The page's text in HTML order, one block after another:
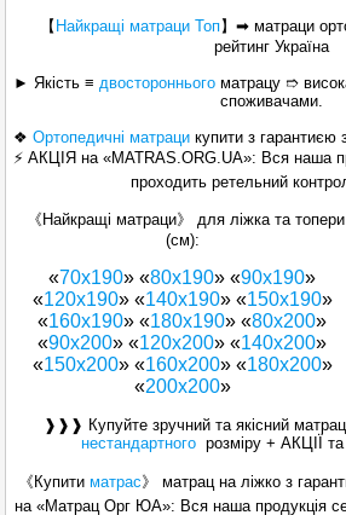
【 Найкращі матраци Топ】 ➡ матраци
рейтинг Україна
► Якість ≡ двосторонньогоматрацу ➱
споживачами.
❖ Ортопедичні матрацикупити з гарантиєю
⚡ АКЦІЯ на «MATRAS.ORG.UA»: Вся наша
проходить ретельний
《Найкращі матраци》 для ліжка та
(см):
«70х190» «80х190» «90х190»
«120x190» «140х190» «150x190»
«160x190» «180x190» «80x200»
«90x200» «120x200» «140x200»
«150x200» «160х200» «180х200»
«200x200»
❱❱❱ Купуйте зручний та якісний
нестандартного розміру + АКЦІЇ
《Купити матрас》 матрац на ліжко з
на «Матрац Орг ЮА»: Вся наша продукція